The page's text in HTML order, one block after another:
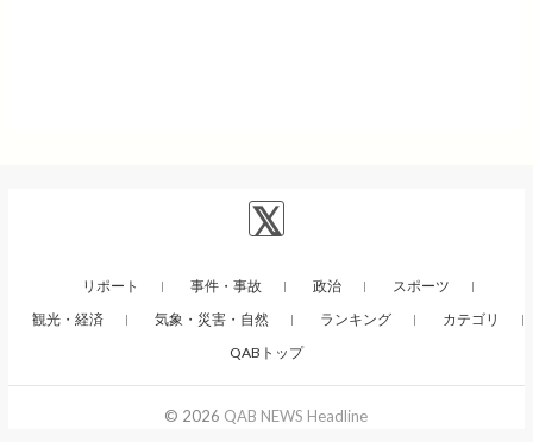
リポート 事件・事故 政治
スポーツ
観光・経済
気象・災害・自然 ランキング
カテゴリ
QABトップ
© 2026 QAB NEWS Headline